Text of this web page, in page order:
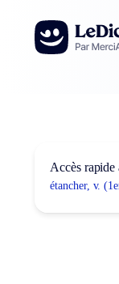
Aller au contenu
Accès
étancher, v.